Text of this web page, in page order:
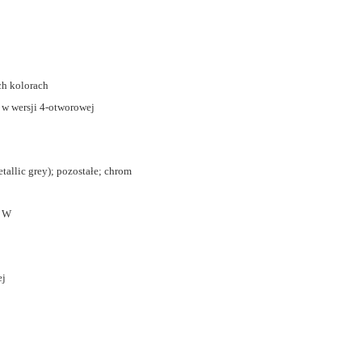
kolorach
wersji 4-otworowej
grey); pozostałe; chrom
W